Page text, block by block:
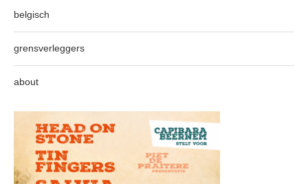
belgisch
grensverleggers
about